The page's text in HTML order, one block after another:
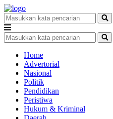
Home
Advertorial
Nasional
Politik
Pendidikan
Peristiwa
Hukum & Kriminal